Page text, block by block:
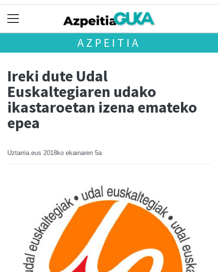
AZPEITIA
Ireki dute Udal
Euskaltegiaren udako
ikastaroetan izena emateko
epea
Uztarria.eus 2018ko ekainaren 5a